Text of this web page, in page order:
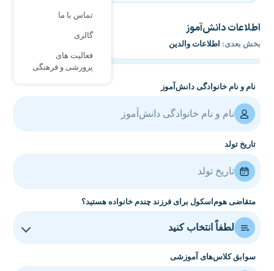
تماس با ما
گالری
فعالیت های
پرورشی و فرهنگی
اطلاعات دانش‌آموز
بخش بعدی: اطلاعات والدین
نام و نام خانوادگی دانش‌آموز
تاریخ تولد
متقاضی هوم‌اسکول برای فرزند چندم خانواده هستید؟
سوابق کلاس‌های آموزشی